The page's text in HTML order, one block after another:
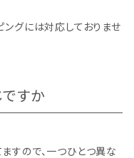
ングには対応しておりませ
すか
すので、一つひとつ異な